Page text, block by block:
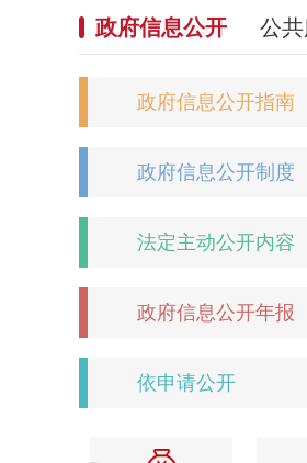
政府信息公开 公
政府信息公开指南
政府信息公开制度
法定主动公开内容
政府信息公开年报
依申请公开